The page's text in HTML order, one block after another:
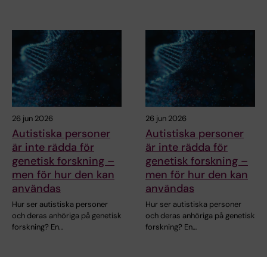
26 jun 2026
Autistiska personer
är inte rädda för
genetisk forskning –
men för hur den kan
användas
Hur ser autistiska personer
och deras anhöriga på genetisk
forskning? En…
26 jun 2026
Autistiska personer
är inte rädda för
genetisk forskning –
men för hur den kan
användas
Hur ser autistiska personer
och deras anhöriga på genetisk
forskning? En…